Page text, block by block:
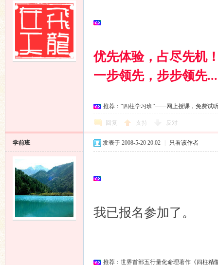
优先体验，占尽先机
一步领先，步步领先
推荐：“四柱学习班”——网上授课，免费试
回复 支持 反对
学前班 发表于 2008-5-20 20:02 只看该作者
我已报名参加了。
推荐：世界首部五行量化命理著作《四柱精